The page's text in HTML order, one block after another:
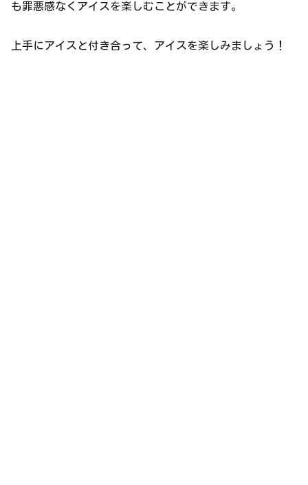
も罪悪感なくアイスを楽しむことができます。
上手にアイスと付き合って、アイスを楽しみましょう！